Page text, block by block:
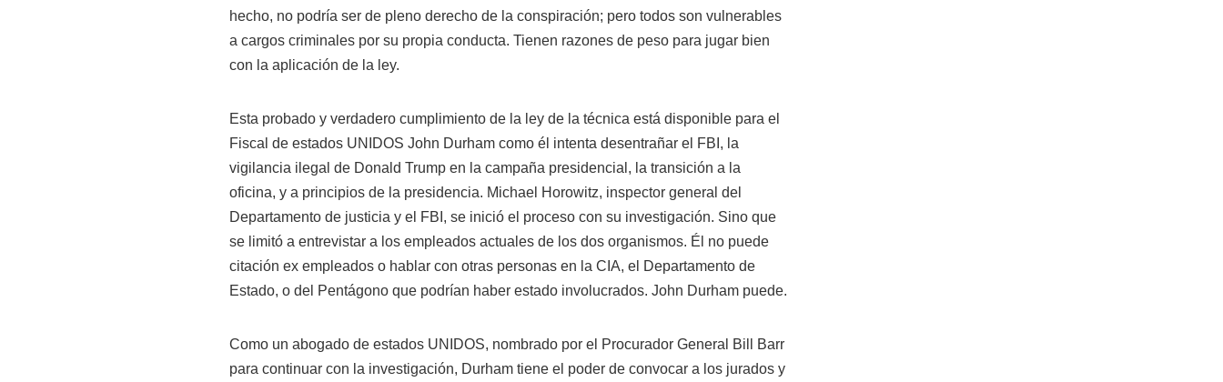
hecho, no podría ser de pleno derecho de la conspiración; pero todos son vulnerables
a cargos criminales por su propia conducta. Tienen razones de peso para jugar bien
con la aplicación de la ley.
Esta probado y verdadero cumplimiento de la ley de la técnica está disponible para el
Fiscal de estados UNIDOS John Durham como él intenta desentrañar el FBI, la
vigilancia ilegal de Donald Trump en la campaña presidencial, la transición a la
oficina, y a principios de la presidencia. Michael Horowitz, inspector general del
Departamento de justicia y el FBI, se inició el proceso con su investigación. Sino que
se limitó a entrevistar a los empleados actuales de los dos organismos. Él no puede
citación ex empleados o hablar con otras personas en la CIA, el Departamento de
Estado, o del Pentágono que podrían haber estado involucrados. John Durham puede.
Como un abogado de estados UNIDOS, nombrado por el Procurador General Bill Barr
para continuar con la investigación, Durham tiene el poder de convocar a los jurados y